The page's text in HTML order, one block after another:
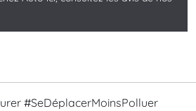
#SeDéplacerMoinsPolluer